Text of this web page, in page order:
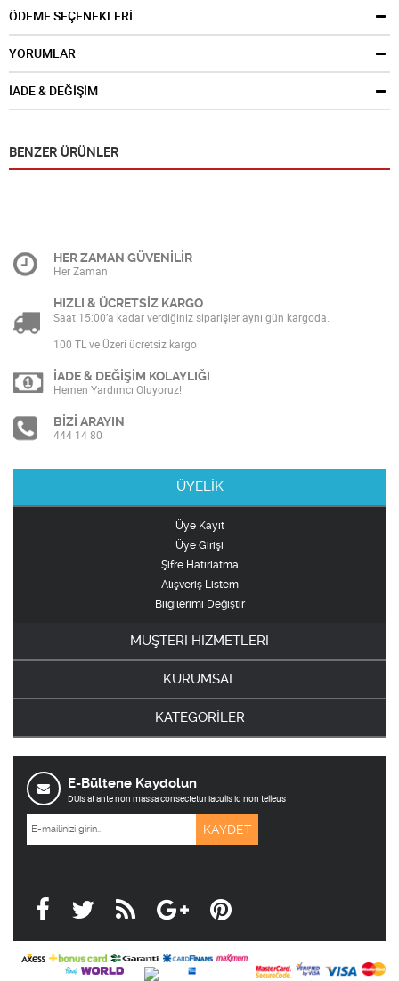
ÖDEME SEÇENEKLERİ
YORUMLAR
İADE & DEĞİŞİM
BENZER ÜRÜNLER
HER ZAMAN GÜVENİLİR
Her Zaman
HIZLI & ÜCRETSİZ KARGO
Saat 15:00’a kadar verdiğiniz siparişler aynı gün kargoda.
100 TL ve Üzeri ücretsiz kargo
İADE & DEĞİŞİM KOLAYLIĞI
Hemen Yardımcı Oluyoruz!
BİZİ ARAYIN
444 14 80
ÜYELİK
Üye Kayıt
Üye Girişi
Şifre Hatırlatma
Alışveriş Listem
Bilgilerimi Değiştir
MÜŞTERİ HİZMETLERİ
KURUMSAL
KATEGORİLER
E-Bültene Kaydolun
DUis at ante non massa consectetur iaculis id non telleus